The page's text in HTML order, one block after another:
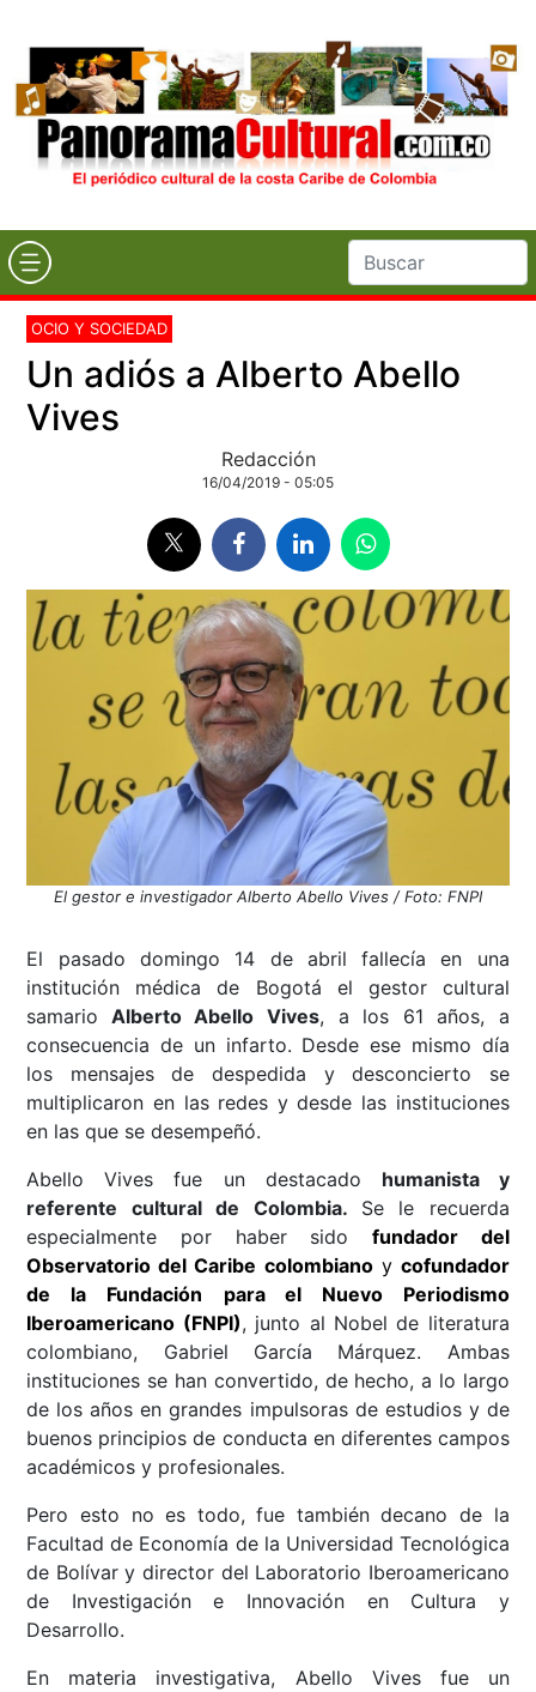
OCIO Y SOCIEDAD
Un adiós a Alberto Abello
Vives
Redacción
16/04/2019 - 05:05
El gestor e investigador Alberto Abello Vives / Foto: FNPI
El pasado domingo 14 de abril fallecía en una
institución médica de Bogotá el gestor cultural
samario Alberto Abello Vives, a los 61 años, a
consecuencia de un infarto. Desde ese mismo día
los mensajes de despedida y desconcierto se
multiplicaron en las redes y desde las instituciones
en las que se desempeñó.
Abello Vives fue un destacado humanista y
referente cultural de Colombia. Se le recuerda
especialmente por haber sido fundador del
Observatorio del Caribe colombianoy cofundador
de la Fundación
para el Nuevo Periodismo
Iberoamericano (FNPI), junto al Nobel de literatura
colombiano, Gabriel García Márquez. Ambas
instituciones se han convertido, de hecho, a lo largo
de los años en grandes impulsoras de estudios y de
buenos principios de conducta en diferentes campos
académicos y profesionales.
Pero esto no es todo, fue también decano de la
Facultad de Economía de la Universidad Tecnológica
de Bolívar y director del Laboratorio Iberoamericano
de Investigación e Innovación en Cultura y
Desarrollo.
En materia investigativa, Abello Vives fue un